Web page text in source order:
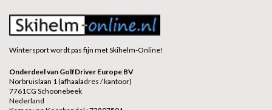
Wintersport wordt pas fijn met Skihelm-Online!
Onderdeel van GolfDriver Europe BV
Norbruislaan 1 (afhaaladres / kantoor)
7761CG Schoonebeek
Nederland